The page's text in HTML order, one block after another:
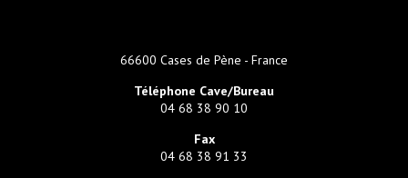
66600 Cases de Pène - France
Téléphone Cave/Bureau
04 68 38 90 10
Fax
04 68 38 91 33